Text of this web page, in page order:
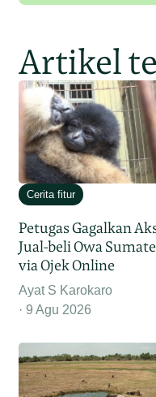
Artikel
Cerita fitur
Petugas Gagalkan
Jual-beli Owa
via Ojek Online
Ayat S Karokaro
9 Agu 2026